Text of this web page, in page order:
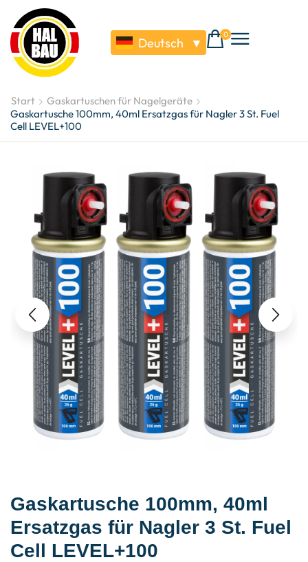
Deutsch ▼
0
Start
Gaskartuschen für Nagelgeräte
Gaskartusche 100mm, 40ml Ersatzgas für Nagler 3 St. Fuel
Cell LEVEL+100
Gaskartusche 100mm, 40ml
Ersatzgas für Nagler 3 St. Fuel
Cell LEVEL+100